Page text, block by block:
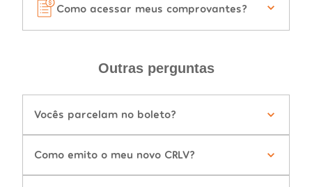
Como acessar meus comprovantes?
Outras perguntas
Vocês parcelam no boleto?
Como emito o meu novo CRLV?